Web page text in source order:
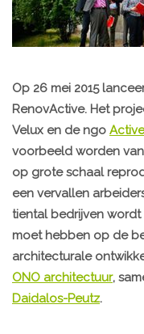
Op 26 mei 2015
RenovActive. Het
Velux en de ngo
voorbeeld worden
op grote schaal
een vervallen
tiental bedrijven
moet hebben op de
architecturale
ONO architectuur,
Daidalos-Peutz.